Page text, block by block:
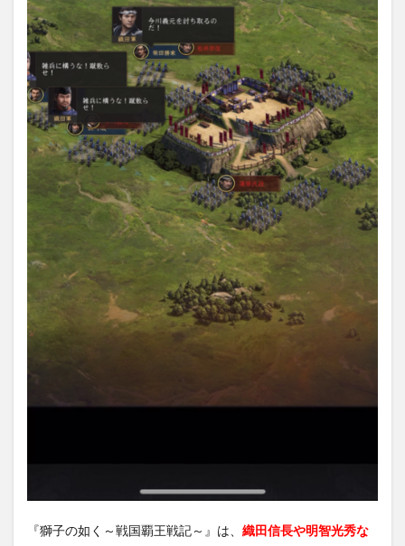
『獅子の如く～戦国覇王戦記～』は、 織田信長や明智光秀な